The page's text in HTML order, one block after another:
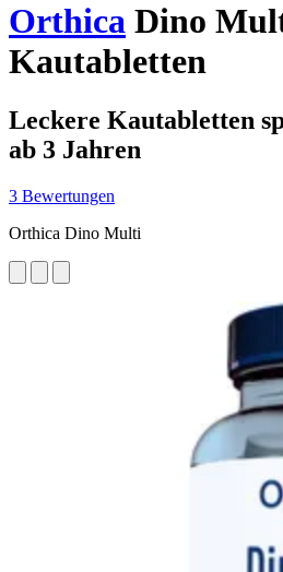
Orthica Dino
Kautabletten
Leckere Kautabletten
ab 3 Jahren
3 Bewertungen
Orthica Dino Multi